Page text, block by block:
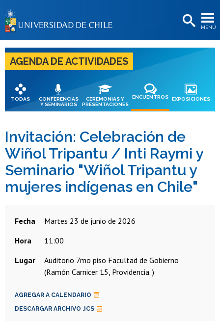
MENÚ
BIBLIOTECAS
LA UNIVERSIDAD
Postulantes
Estudiantes
Académicas/os
Funcionarias/os
Egresadas/os
AGENDA DE ACTIVIDADES
TODAS
CONFERENCIAS
Y SEMINARIOS
CEREMONIAS Y
PRESENTACIONES
ENCUENTROS EXPOSICIONES
Invitación: Celebración de
Wiñol Tripantu / Inti Raymi y
Seminario "Wiñol Tripantu y
mujeres indígenas en Chile"
Fecha
martes 23 de junio de 2026
Hora
11:00
Lugar
Auditorio 7mo piso Facultad de Gobierno
(Ramón Carnicer 15, Providencia. )
AGREGAR A CALENDARIO
DESCARGAR ARCHIVO .ICS